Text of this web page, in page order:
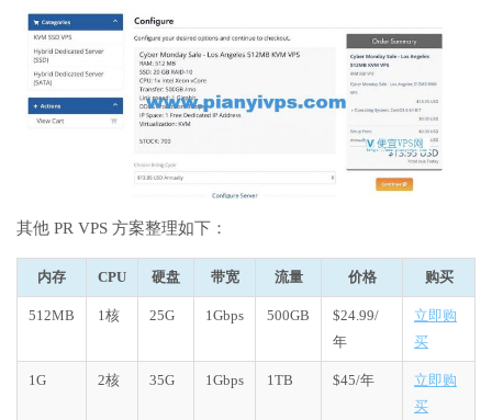
其他 PR VPS 方案整理如下：
内存 CPU 硬盘 带宽 流量 价格 购买
512MB 1核 25G 1Gbps 500GB
$24.99/
年
立即购
买
1G 2核 35G 1Gbps 1TB $45/年
立即购
买